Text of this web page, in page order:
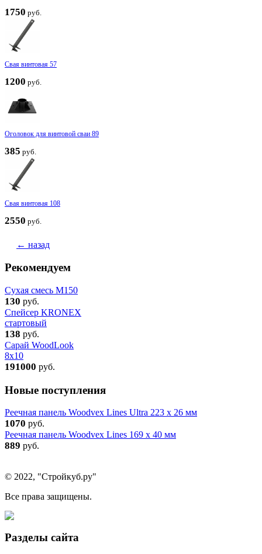
1750 руб.
Свая винтовая 57
1200 руб.
Оголовок для винтовой сваи 89
385 руб.
Свая винтовая 108
2550 руб.
← назад
Рекомендуем
Сухая смесь М150
130 руб.
Спейсер KRONEX
стартовый
138 руб.
Сарай WoodLook
8х10
191000 руб.
Новые поступления
Реечная панель Woodvex Lines Ultra 223 x 26 мм
1070 руб.
Реечная панель Woodvex Lines 169 x 40 мм
889 руб.
© 2022, "Стройкуб.ру"
Все права защищены.
Разделы сайта